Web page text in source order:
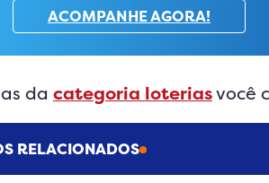
ACOMPANHE AGORA!
da categoria loteriasvocê
RELACIONADOS